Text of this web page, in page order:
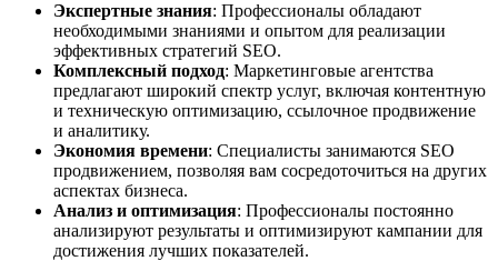
Экспертные знания: Профессионалы обладают
необходимыми знаниями и опытом для реализации
эффективных стратегий SEO.
Комплексный подход: Маркетинговые агентства
предлагают широкий спектр услуг, включая контентную
и техническую оптимизацию, ссылочное продвижение
и аналитику.
Экономия времени: Специалисты занимаются SEO
продвижением, позволяя вам сосредоточиться на других
аспектах бизнеса.
Анализ и оптимизация: Профессионалы постоянно
анализируют результаты и оптимизируют кампании для
достижения лучших показателей.